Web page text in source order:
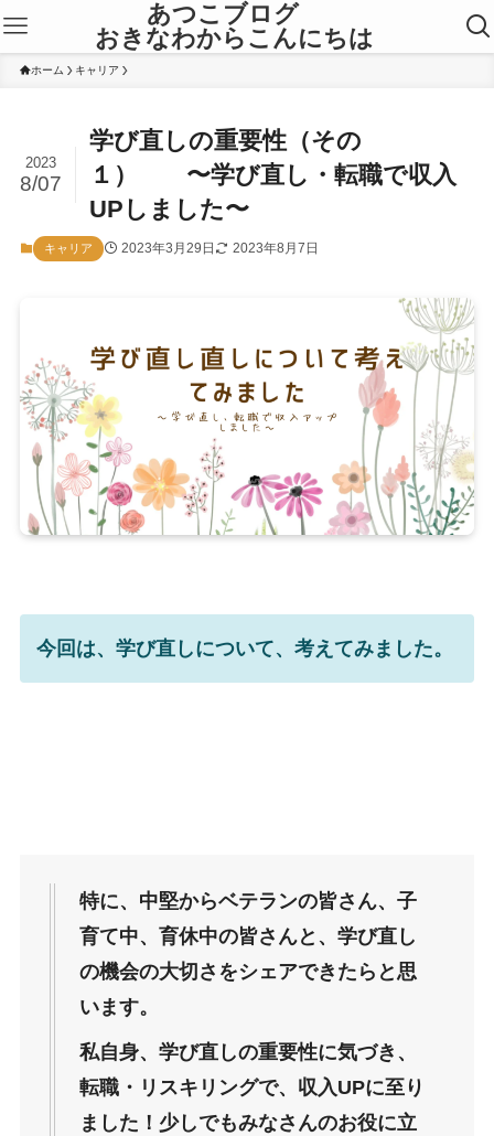
あつこブログ
おきなわからこんにちは
ホーム キャリア
学び直しの重要性（その
１） 〜学び直し・転職で収入
UPしました〜
2023
8/07
キャリア 2023年3月29日 2023年8月7日
今回は、学び直しについて、考えてみました。
特に、中堅からベテランの皆さん、子
育て中、育休中の皆さんと、学び直し
の機会の大切さをシェアできたらと思
います。
私自身、学び直しの重要性に気づき、
転職・リスキリングで、収入UPに至り
ました！少しでもみなさんのお役に立